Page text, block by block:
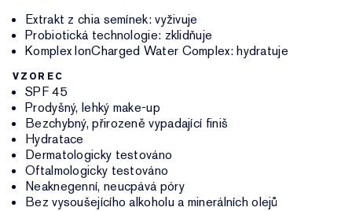
Extrakt z chia semínek: vyživuje
Probiotická technologie: zklidňuje
Komplex IonCharged Water Complex: hydratuje
VZOREC
SPF 45
Prodyšný, lehký make-up
Bezchybný, přirozeně vypadající finiš
Hydratace
Dermatologicky testováno
Oftalmologicky testováno
Neaknegenní, neucpává póry
Bez vysoušejícího alkoholu a minerálních olejů